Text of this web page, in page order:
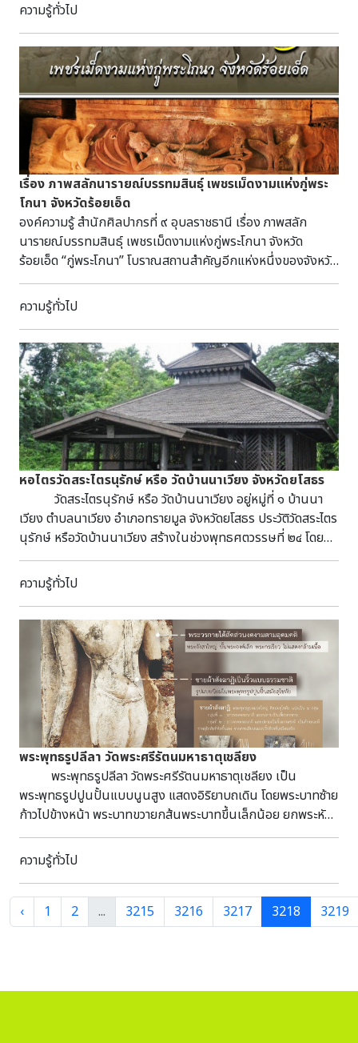
ที่ 5 เมื่อพ่อเชิญแขกมาเป็นครู่ที่บ้าน เบนต้องเรียรียนรู้ว่าพ่อค้า
ต้องมีความซื่อสัตย์ ชาวนาสอนให้มีความขยัน เศรษฐีสอนให้
มัธยัสถ์และรู้จักประหยัดเวลา ให้ตื่นเช้านอนดึก บทที่ 6 พ่อ
สีไวโอลินและร้องเพลงให้ลูก ๆ ฟัง บทที่ 7 แม่เล่าว่าคุณ
ตาปีเตอร์เก่งเรื่องเย็บผ้า หาปลาวาฬ เป็นครู ทำธุรกิจโรงสี เก่ง
ภาษาอินเดียแดงพูดให้คนอินเดียแดงไม่ฆ่าพวกผิวขาวได้ แล้วก็
สุดท้ายคุณตาได้เป็นช่างรังวัด เบนจึงตั้งความฝันว่าจะเก่งเหมือน
คุณตา บทที่ 8 เบนได้เข้าเรียนโรงเรียนผู้ชายล้วน เบนท่อง
นิทานเรื่องหมากับเงาได้ มีเพื่อสนิทชื่อ นาธาน มอร์ส อายุแก่กว่า
เบน 3 ปี ท่องนิทานเรื่อง หมาป่ากับลูกแกะได้ เมื่อวันที่ผู้ว่า
ราชการแวะมาเยี่ยมเยียนเกิดความโกลาหลเมื่อครูประกาศให้ชื่อ
นิทานที่เด็กทั้งสองต้องท่องให้ฟังสลับกัน บทที่ 9 เบนเริ่ม
เรียนรู้ที่จะเอาชนะชีวิตด้วยการฝึกว่ายน้ำและว่ายเก่งด้วย
บทที่ 10 เบนเริ่มคิดที่จะใช้เครื่องทุนแรงในการว่ายน้ำด้วยการทำ
พายที่เบาและแข็งแรง และก็ประดิษฐ์สำเร็จและประดิษฐ์สิ่งอื่น ๆ
ก็ตามมา บทที่ 11 เบนเป็นที่รู้จักของนักหนังสือพิมพ์ว่า
เรือบตและนำเรือล่องสู่ในทะเลกลับเข้าฝั่งสำเร็จ บทที่ 13
เบนเริ่มเรียนการค้าขายด้วยการค้าเทียนไข บทที่ 14 เบน
ต้องทำสัญญาจ้างเป็นเด็กเรียงพิมพ์ บทที่ 15 เบนหา
หนังสือที่อ่านมาอ่านจนดึก และบอกพี่ชายคือเจมส์ที่เบนไปทำงาน
ด้วยบอกว่าอยากมีเงินซื้ออาหารกินเอง และแบ่งเงินที่เหลือไปซื้อ
หนังสือมาอ่าน บทที่ 16 เบนเริ่มเขียนเรื่องตลก โดยสมมุติ
ให้ตนเองเป็นคุณนิ่ง ทำความดี และแอบสอดไว้ที่ประตูโรงพิมพ์
และได้ตีพิมพ์ในหนังสือพิมพ์คูแรนต์โดยไม่มีใครรู้ว่าเป็นเรื่องของ
เบน บทที่ 17 เจมส์ประกาศให้คุณนายนิ่ง (เรื่องของเบน)
ส่งมาตีพิมพ์อีกบ่อย และประชาชนเรียกร้องให้คุณนายนิ่ง
ทำความดีมากขึ้น และความลับก็ถูกเปิดเผยเจมส์ถึงกับตกตะลึง
ต้นฉบับที่เขียนมาให้เจมส์ดู บทที่ 18 เบนเริ่มมทีปัญหากับ
เจมส์ผู้เป็นพี่ชาย แต่ก็อดทนไม่ยอมไปทำอาชีพกะลาสีและสุดท้าย
เขาก็หนีจากเจมส์แล่นเรือไปสู่เมืองใหม่ บทที่ 19 ทุกคน
ออกตามหาเบนและเบนได้ไปทำงานในโรงพิมพ์ที่เมืองฟิลา
เดลเฟีย และมีชีวิตที่ดีขึ้น มีอาหาร เสื้อผ้า นาฬิกา บทที่ 20
หลายปีผ่านไปเบนมีโรงพิมพ์เป็นของตนเอง ได้ทำงานให้กับ
ประเทศชาติและในวันที่เขาเดินทางกลับจากฝรั่งเศส เขาได้รับการ
ต้อนรับด้วยการยิงปืนเสียงดังพร้อมเสียงตีระฆังที่ยิ่งใหญ่ เขา
อุทิศตนเพื่อชาติและทรัพย์สินเพื่อการกุศลมากมาย
ความรู้ทั่วไป
เรื่อง ภาพสลักนารายณ์บรรทมสินธุ์ เพชรเม็ดงามแห่งกู่พระ
โกนา จังหวัดร้อยเอ็ด
องค์ความรู้ สำนักศิลปากรที่ ๙ อุบลราชธานี เรื่อง ภาพสลัก
นารายณ์บรรทมสินธุ์ เพชรเม็ดงามแห่งกู่พระโกนา จังหวัด
ร้อยเอ็ด “กู่พระโกนา” โบราณสถานสำคัญอีกแห่งหนึ่งของจังหวัด
ร้อยเอ็ด ตั้งอยู่ภายในวัดกู่พระโกนา ตำบลสระคู อำเภอสุวรรณภูมิ
จังหวัดร้อยเอ็ด เป็นปราสาทในวัฒนธรรมขอมโบราณประกอบ
ด้วยปราสาท ๓ องค์ เรียงกันในแนวเหนือ – ใต้ หันหน้าไปทางทิศ
ตะวันออก เฉพาะปราสาทประธานองค์กลางที่ปรากฏร่องรอยของ
มุขยื่นออกมาทางด้านหน้า มีบรรณาลัยหรือที่เก็บคัมภีร์สร้างด้วย
ศิลาแลงตั้งอยู่ทางทิศตะวันออกเฉียงใต้ของปราสาทประธาน ๑
หลัง ทั้งหมดล้อมรอบด้วยกำแพงแก้วสร้างด้วยศิลาแลง มีโคปุระ
หรือซุ้มประตูทางเข้าด้านทิศตะวันออกและทิศตะวันตก กู่พระโกนา
มีภาพสลักประดับตามส่วนต่าง ๆ ของปราสาทงดงามน่าชม เช่น
ลายบัวแปดกลีบที่อกเลาประตูหลอก ลายก้านขด / ลายก้านต่อดอก
ที่เสาซุ้มประตูปราสาท เป็นต้น ถึงแม้โบราณสถานแห่งนี้จะพัง
ทลายตามกาลเวลาและมีการซ่อมแซมในสมัยหลัง แต่ยังมีภาพสลัก
เล่าเรื่องที่งดงามปรากฏอยู่ ได้แก่ “ภาพสลักนารายณ์บรรทม
สินธุ์” หรือวิษณุอนัตศายินปัทมนาภะ ซึ่งเป็นเรื่องราวการบรรทม
ของพระวิษณุเหนือพญาอนันตนาคราชเพื่อสร้างโลก ณ เกษียร
เชื่อของฮินดูกล่าวว่า เมื่อโลกถึงกลียุคพระศิวะจะทำลายล้างโลก
จากนั้นพระวิษณุ (พระนารายณ์) จะสร้างโลกใหม่โดยกระทำโยคะ
นิทราจนบังเกิดเป็นดอกบัวทองผุดจากพระนาภี (สะดือ) ภายใน
ดอกบัวมีพระพรหมประทับอยู่และจะทำหน้าที่สร้างโลกต่อไป ภาพ
สลักพระนารายณ์บรรทมสินธุ์ที่กู่พระโกนาพบบนทับหลังด้านทิศ
ตะวันออกของปราสาทองค์เหนือ ซึ่งปัจจุบันปราสาทดังกล่าวมีการ
สร้างอาคารครอบไว้ ทับหลังของปราสาทองค์นี้มีความพิเศษพบ
ได้น้อยมากในดินแดนไทย กล่าวคือ เป็นทับหลังซ้อนกัน ๒ ชิ้น
สลักแยกกัน ชิ้นที่ ๑ อยู่ด้านล่างมีขนาดใหญ่ สลักภาพบุคคลที่
กึ่งกลางทับหลังซึ่งลบเลือนไปแล้วแต่ยังปรากฏท่อนพวงมาลัย /
พวงอุบะ และลายพรรณพฤกษา ชิ้นที่ ๒ อยู่ด้านบนมีขนาดเล็กกว่า
สลักภาพนารายณ์บรรทมสินธุ์ โดยลักษณะทับหลังที่มี ๒ ชิ้น ซ้อน
กันแบบนี้นิยมในพุทธศตวรรษที่ ๑๕ แต่พบว่าทับหลังปราสาทบาง
องค์ในพุทธศตวรรษที่ ๑๖ ก็ยังคงปรากฏอยู่ ดังเช่นปราสาทองค์
เหนือที่กู่พระโกณาแห่งนี้ ทับหลังชิ้นที่ ๒ ปราสาทองค์เหนือดัง
ดอกบัว พระกรขวาหนุนพระเศียรขณะบรรทมตะแคงขวาเหนือ
พญาอนันตนาคราช ๕ เศียร (ช่างสลักให้เห็นเพียง ๓ เศียร อีก ๒
เศียรถูกบังไว้) ที่พระนาภี (สะดือ) มีก้านดอกบัวผุดออกมาและมี
ประทับอยู่ นอกจากนี้ที่ด้านปลายทั้ง ๒ ข้าง สลักรูปหงส์ข้างละ ๒
ความรู้ทั่วไป
หอไตรวัดสระไตรนุรักษ์ หรือ วัดบ้านนาเวียง จังหวัดยโสธร
วัดสระไตรนุรักษ์ หรือ วัดบ้านนาเวียง อยู่หมู่ที่ ๑ บ้านนา
เวียง ตำบลนาเวียง อำเภอทรายมูล จังหวัดยโสธร ประวัติวัดสระไตร
นุรักษ์ หรือวัดบ้านนาเวียง สร้างในช่วงพุทธศตวรรษที่ ๒๔ โดย
พระครูหลักคำ (ชา) ภิกษุชาวลาว ภายหลังได้บูรณะใน พ.ศ.๒๔๕๐
ภายในวัดมีโบราณสถานสำคัญ ได้แก่ หอไตรหอไตร ตั้งอยู่กลาง
สระน้ำ มีลักษณะสถาปัตยกรรมแบบอีสาน-ล้านช้าง ที่ได้รับ
อิทธิพลไทยใหญ่ ดังจะเห็นได้จากชุดหลังคาจั่วซ้อนชั้น และทำ
ชายคาปีกนกซ้อนชั้นยื่นออกทั้งสี่ด้าน มุงกระเบื้องแป้นเกล็ด
คล้ายกับชุดหลังคาหอไตรวัดทุ่งศรีเมือง จังหวัดอุบลราชธานี เสา
และตัวอาคารสร้างด้วยไม้ หันหน้าไปทางทิศตะวันตก ขนาดกว้า
ประมาณ ๘.๓๐ เมตร ยาวประมาณ ๑๐.๕๐ เมตร บานประตูแกะสลัก
ลายเครือเถาขดเป็นวงกลมซ้อนต่อเนื่องกันตลอดทั้งสองบาน
ตรงกลางอาคารเป็นห้องทึบ ขนาดกว้างประมาณ ๓.๕๐ เมตร
ยาวประมาณ ๕.๐๐ เมตร สำหรับเก็บคัมภีร์ มีทางเดินโดยรอบ
หอไตรหลังนี้ได้รับการบูรณะครั้งหลังสุดเมื่อ พ.ศ.๒๕๕๕
กรมศิลปากรประกาศขึ้นทะเบียนและและกำหนดเขตที่ดินโบราณ
สถานวัดสระไตรนุรักษ์ (วัดนาเวียง) ในราชกิจจานุเบกษา เล่มที่
------------------- อ้างอิงจาก กองพุทธศาสนสถาน, กรมการ
ศาสนา. ประวัติวัดทั่วราชอาณาจักร เล่ม ๑๔. กรุงเทพฯ: โรงพิมพ์
การศาสนา, ๒๕๓๘. หน้า ๖๗๔ คณะกรรมการฝ่ายประมวลเอกสาร
และจดหมายเหตุฯ. วัฒนธรรม พัฒนาการทางประวัติศาสตร์
ความรู้ทั่วไป
พระพุทธรูปลีลา วัดพระศรีรัตนมหาธาตุเชลียง
พระพุทธรูปลีลา วัดพระศรีรัตนมหาธาตุเชลียง เป็น
พระพุทธรูปปูนปั้นแบบนูนสูง แสดงอิริยาบถเดิน โดยพระบาทซ้าย
ก้าวไปข้างหน้า พระบาทขวายกส้นพระบาทขึ้นเล็กน้อย ยกพระหัตถ์
แสดงปางประทานอภัย นับเป็นการสร้างสรรค์งานประติมากรรม
อันเป็นเอกลักษณ์ที่โดดเด่นของศิลปะสุโขทัย เป็นการสร้างสรรค์
พุทธศิลป์ตามคตินิยมเรื่อง “มหาบุรุษลักษณะ” ที่มีความงามตาม
อุดมคติอย่างแท้จริง คือ มีพระพักตร์รูปไข่ พระขนงโก่ง พระนาสิก
โด่งงุ้ม พระเนตรเรียวยาวปลายตวัดขึ้น พระโอษฐ์แย้มเล็กน้อยห
ยักเป็นคลื่น พระวรกายได้สัดส่วนมีความงานตามอุดมคติของสกุล
แสดงข้อต่อใด ๆ จัดเป็นศิลปะสุโขทัยแบบหมวดใหญ่ปลายพุทธ
ความรู้ทั่วไป
‹ 1 2 ... 3215 3216 3217 3218 3219